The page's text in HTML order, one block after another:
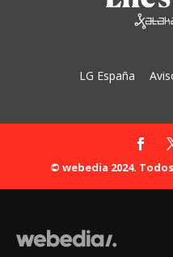
LG España
© webedia 2024.